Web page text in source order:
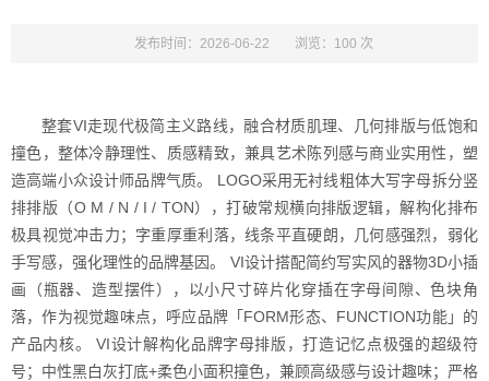
发布时间：2026-06-22 浏览：100 次
整套VI走现代极简主义路线，融合材质肌理、几何排版与低饱和
撞色，整体冷静理性、质感精致，兼具艺术陈列感与商业实用性，塑
造高端小众设计师品牌气质。 LOGO采用无衬线粗体大写字母拆分竖
排排版（O M / N / I / TON），打破常规横向排版逻辑，解构化排布
极具视觉冲击力；字重厚重利落，线条平直硬朗，几何感强烈，弱化
手写感，强化理性的品牌基因。 VI设计搭配简约写实风的器物3D小插
画（瓶器、造型摆件），以小尺寸碎片化穿插在字母间隙、色块角
落，作为视觉趣味点，呼应品牌「FORM形态、FUNCTION功能」的
产品内核。 VI设计解构化品牌字母排版，打造记忆点极强的超级符
号；中性黑白灰打底+柔色小面积撞色，兼顾高级感与设计趣味；严格